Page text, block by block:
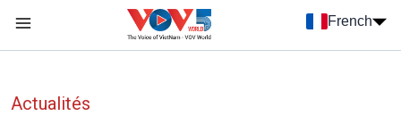
French
Actualités